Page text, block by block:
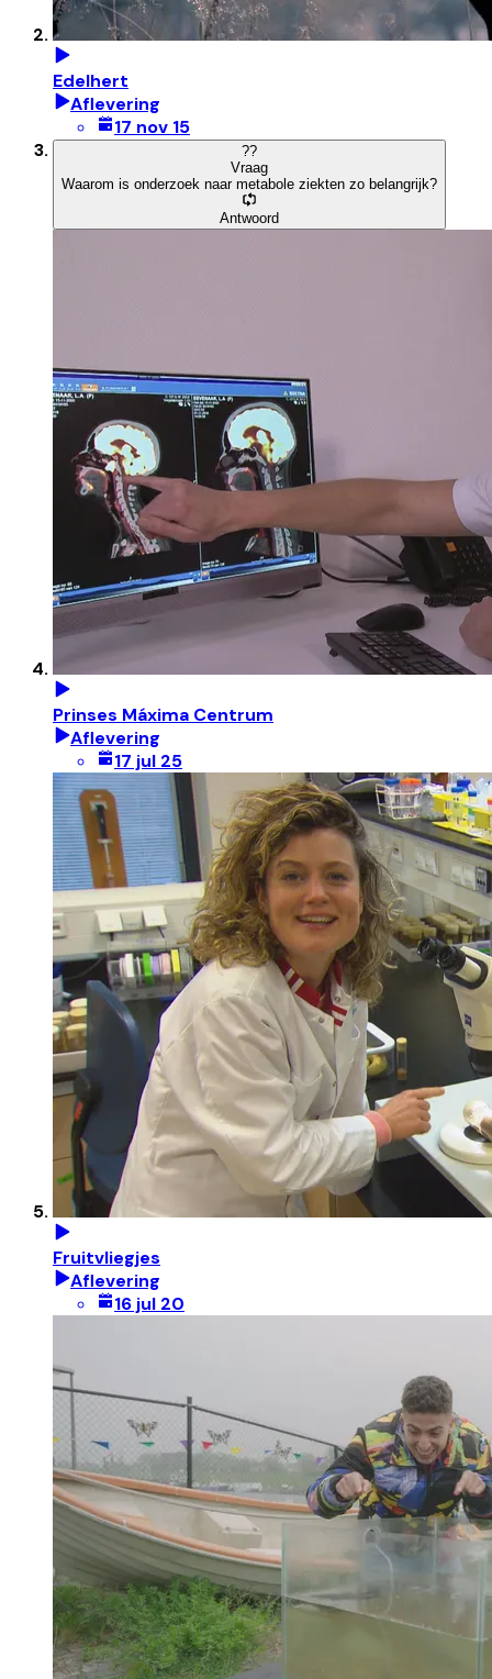
Edelhert
Aflevering
17 nov 15
??
Vraag
Waarom is onderzoek naar metabole ziekten zo belangrijk?
Antwoord
Prinses Máxima Centrum
Aflevering
17 jul 25
Fruitvliegjes
Aflevering
16 jul 20